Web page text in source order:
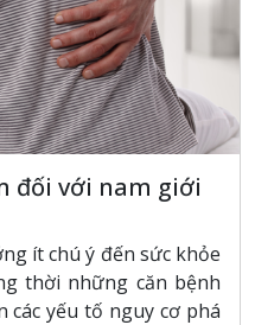
đối với nam giới
ít chú ý đến sức khỏe
thời những căn bệnh
các yếu tố nguy cơ phá